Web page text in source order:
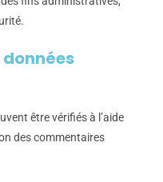
être vérifiés à l’aide
des commentaires